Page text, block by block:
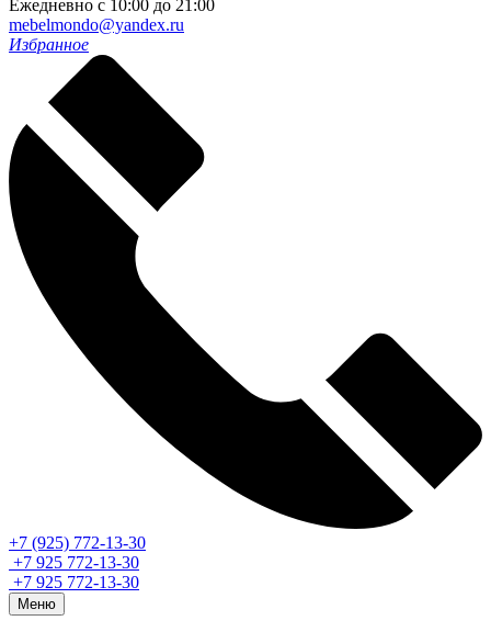
Ежедневно с 10:00 до 21:00
mebelmondo@yandex.ru
Избранное
+7 (925) 772-13-30
+7 925 772-13-30
+7 925 772-13-30
Меню